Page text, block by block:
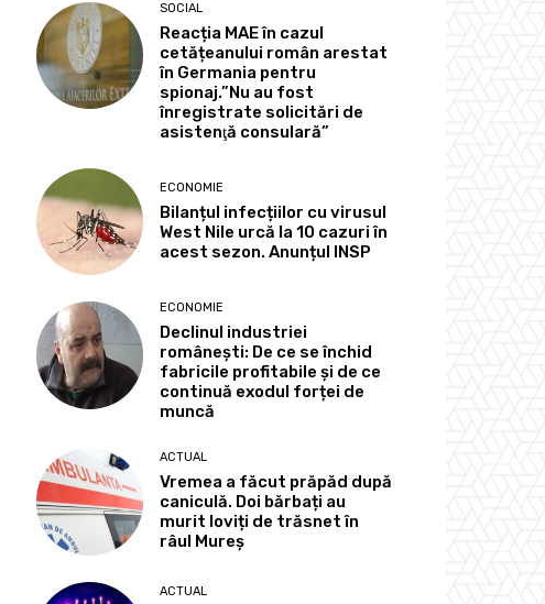
SOCIAL
Reacția MAE în cazul
cetățeanului român arestat
în Germania pentru
spionaj.”Nu au fost
înregistrate solicitări de
asistenţă consulară”
ECONOMIE
Bilanțul infecțiilor cu virusul
West Nile urcă la 10 cazuri în
acest sezon. Anunțul INSP
ECONOMIE
Declinul industriei
românești: De ce se închid
fabricile profitabile și de ce
continuă exodul forței de
muncă
ACTUAL
Vremea a făcut prăpăd după
caniculă. Doi bărbați au
murit loviți de trăsnet în
râul Mureș
ACTUAL